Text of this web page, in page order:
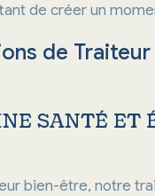
de créer un
de
SANTÉ ET
bien-être, notre